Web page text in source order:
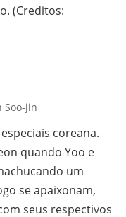
(Creditos:
Soo-jin
coreana.
quando Yoo e
um
se apaixonam,
seus respectivos